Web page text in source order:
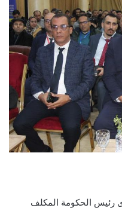
رئيس الحكومة المكلف